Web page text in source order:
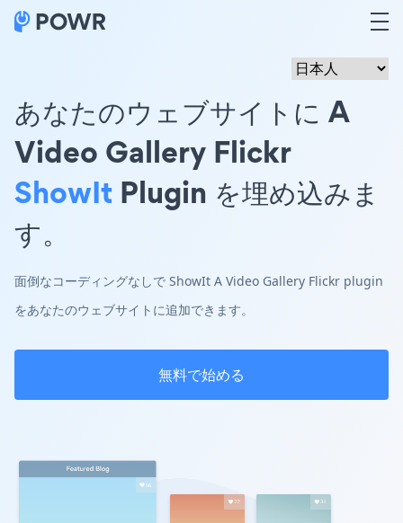
あなたのウェブサイトに A
Video Gallery Flickr
ShowIt Plugin を埋め込みま
す。
面倒なコーディングなしで ShowIt A Video Gallery Flickr plugin
をあなたのウェブサイトに追加できます。
無料で始める